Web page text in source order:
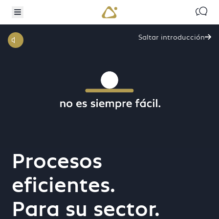
Menú alternativo
transformación
digital
 Saltar introducción
Procesos
eficientes.
Para su sector.